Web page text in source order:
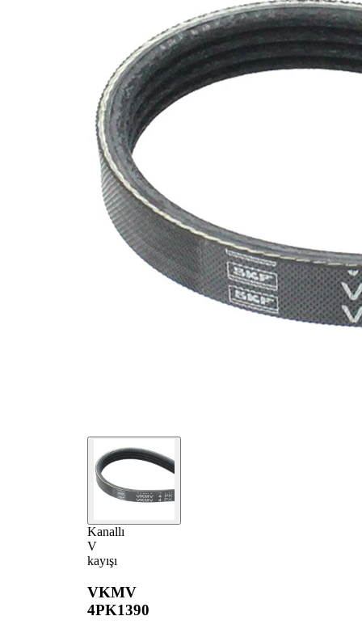
Kanallı
V
kayışı
VKMV
4PK1390
mm
siyah
Kaburga
sayısı
4
SVHC
SVHC
maddesi
Kayış
malzemesi
Dien
Kauçuk)